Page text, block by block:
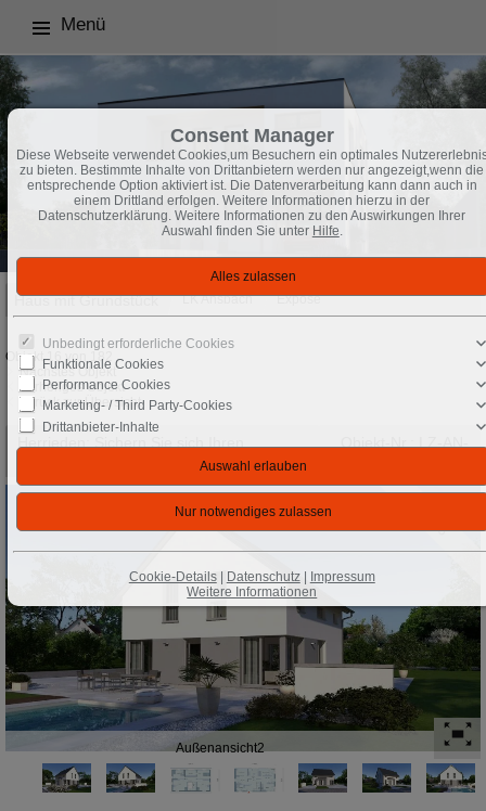
Menü
Haus mit Grundstück LK Ansbach Exposé
Objekt 16 von 182
Nächstes Objekt
Vorheriges Objekt
Zurück zur Übersicht
Wohnhaus OKAL - Design 28
2025
Außenansicht2
Consent Manager
Diese Webseite verwendet Cookies,um Besuchern ein optimales
zu bieten. Bestimmte Inhalte von Drittanbietern werden nur angezeigt,wenn die
entsprechende Option aktiviert ist. Die Datenverarbeitung kann dann auch in
einem Drittland erfolgen. Weitere Informationen hierzu in der
Datenschutzerklärung. Weitere Informationen zu den Auswirkungen Ihrer
Auswahl finden Sie unter Hilfe.
Unbedingt erforderliche Cookies
Funktionale Cookies
Performance Cookies
Marketing- / Third Party-Cookies
Drittanbieter-Inhalte
Cookie-Details| Datenschutz| Impressum
Weitere Informationen